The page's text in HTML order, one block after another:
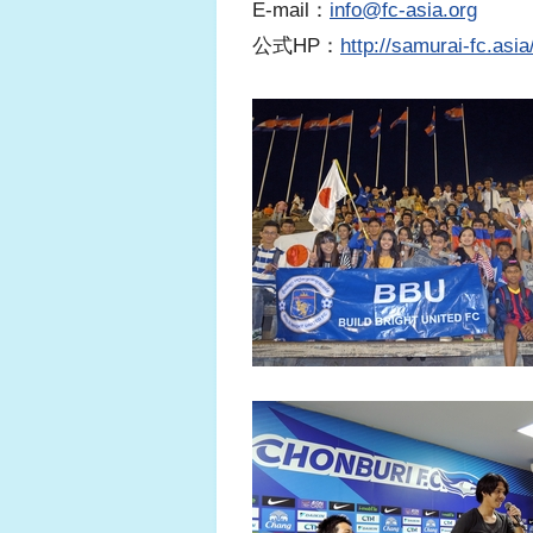
E-mail： info@fc-asia.org
公式HP： http://samurai-